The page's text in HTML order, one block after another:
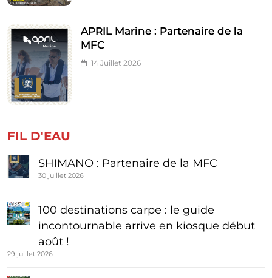
APRIL Marine : Partenaire de la
MFC
14 Juillet 2026
FIL D'EAU
SHIMANO : Partenaire de la MFC
30 juillet 2026
100 destinations carpe : le guide
incontournable arrive en kiosque début
août !
29 juillet 2026